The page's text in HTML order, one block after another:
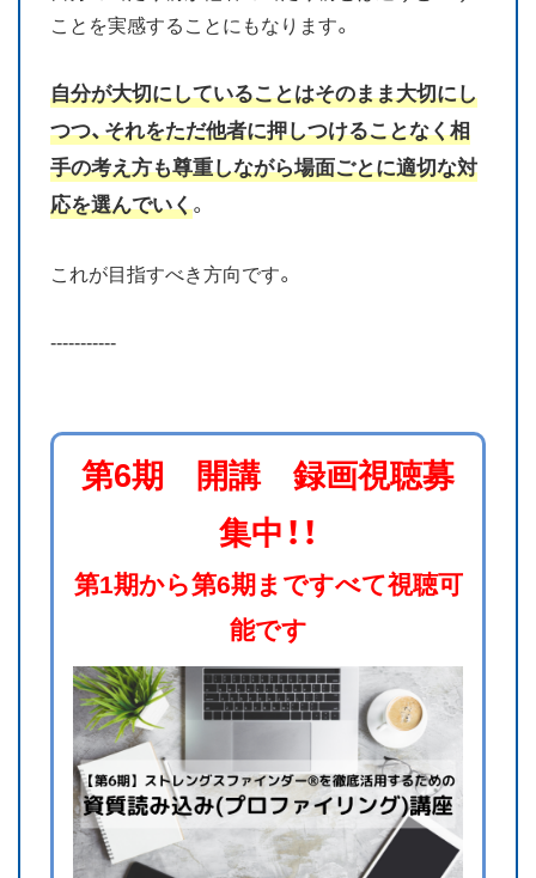
ことを実感することにもなります。
自分が大切にしていることはそのまま大切にし
つつ、それをただ他者に押しつけることなく相
手の考え方も尊重しながら場面ごとに適切な対
応を選んでいく。
これが目指すべき方向です。
-----------
第6期 開講 録画視聴募
集中！！
第1期から第6期まですべて視聴可
能です